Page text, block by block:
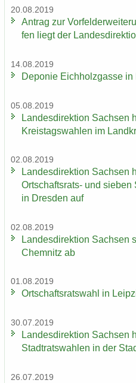
20.08.2019
An­trag zur
fen liegt der
14.08.2019
De­po­nie Eich­holz­gas­se
05.08.2019
Lan­des­di­rek­ti­on Sach­sen
Kreis­tags­wah­len im
02.08.2019
Lan­des­di­rek­ti­on Sach­sen
Ortschaftsrats-​ und
in Dres­den auf
02.08.2019
Lan­des­di­rek­ti­on Sach­sen
Chem­nitz ab
01.08.2019
Ort­schafts­rats­wahl in
30.07.2019
Lan­des­di­rek­ti­on Sach­sen
Stadt­rats­wah­len in der
26.07.2019